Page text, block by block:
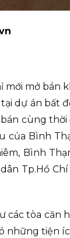
mới mở
dự án bất
cùng thời
của Bình
Bình
Tp.Hồ
tòa căn
những tiện